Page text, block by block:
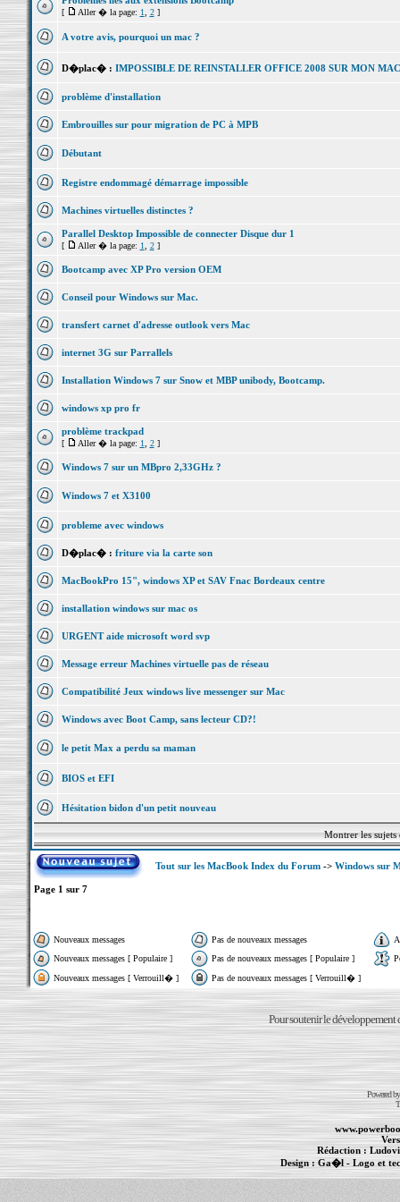
[ Aller � la page: 1 2]
A votre avis, pourquoi un mac ?
D�plac� : IMPOSSIBLE DE REINSTALLER OFFICE 2008 SUR MON
problème d'installation
Embrouilles sur pour migration de PC à MPB
Débutant
Registre endommagé démarrage impossible
Machines virtuelles distinctes ?
Parallel Desktop Impossible de connecter Disque dur 1
[ Aller � la page: 1 2]
Bootcamp avec XP Pro version OEM
Conseil pour Windows sur Mac.
transfert carnet d'adresse outlook vers Mac
internet 3G sur Parrallels
Installation Windows 7 sur Snow et MBP unibody, Bootcamp.
windows xp pro fr
problème trackpad
[ Aller � la page: 1 2]
Windows 7 sur un MBpro 2,33GHz ?
Windows 7 et X3100
probleme avec windows
D�plac� : friture via la carte son
MacBookPro 15", windows XP et SAV Fnac Bordeaux centre
installation windows sur mac os
URGENT aide microsoft word svp
Message erreur Machines virtuelle pas de réseau
Compatibilité Jeux windows live messenger sur Mac
Windows avec Boot Camp, sans lecteur CD?!
le petit Max a perdu sa maman
BIOS et EFI
Hésitation bidon d'un petit nouveau
Montrer les
Tout sur les MacBook Index du Forum-> Windows sur
Page 1 sur 7
Nouveaux messages Pas de nouveaux messages
Nouveaux messages [ Populaire ]
Pas de nouveaux messages [ Populaire ]
Nouveaux messages [ Verrouill� ]
Pas de nouveaux messages [ Verrouill� ]
Pour soutenir le développement
Powered
Rédaction :
Design :Ga�l - Logo et
PowerBook-MacBook Pro